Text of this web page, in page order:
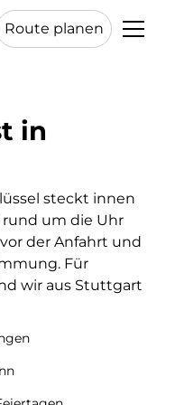
Route planen
in
steckt innen
rund um die Uhr
der Anfahrt und
Für
wir aus Stuttgart